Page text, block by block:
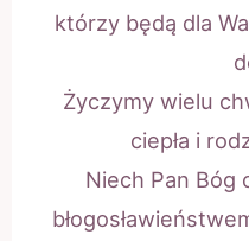
którzy będą dla
Życzymy wielu
ciepła i
Niech Pan Bóg